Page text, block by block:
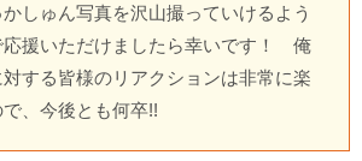
しゅん写真を沢山撮っていけるよう
応援いただけましたら幸いです！ 俺
する皆様のリアクションは非常に楽
、今後とも何卒!!